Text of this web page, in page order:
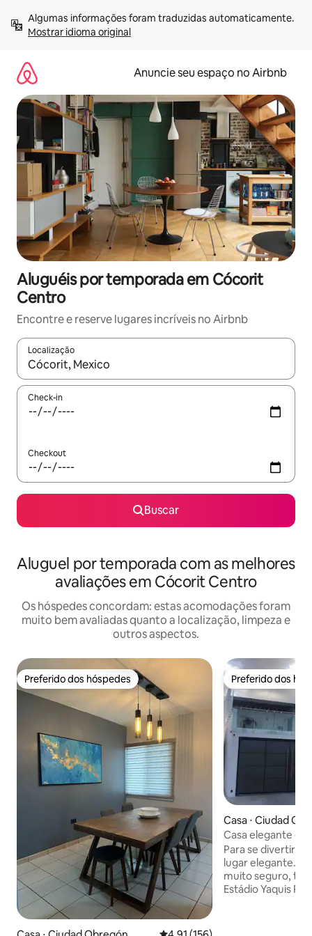
para
Mostrar idioma original
Anuncie seu espaço no Airbnb
Aluguéis por temporada em Cócorit
Centro
Encontre e reserve lugares incríveis no Airbnb
Localização
Quando os resultados estiverem disponíveis, explore-os
Check-in
Checkout
Buscar
Aluguel por temporada com as melhores
avaliações em Cócorit Centro
Os hóspedes concordam: estas acomodações foram
muito bem avaliadas quanto a localização, limpeza e
outros aspectos.
Preferido dos hóspedes
Preferido dos hóspedes Preferido dos
Preferido dos
Casa ⋅ Ciudad
Casa elegante
privada
Para se divertir
lugar elegante. Ambiente agradável,
muito seguro,
Estádio Yaquis